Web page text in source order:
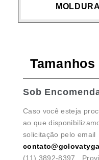
Sob
Caso você esteja
ao que
solicitação pelo email
(11) 3892-8397.